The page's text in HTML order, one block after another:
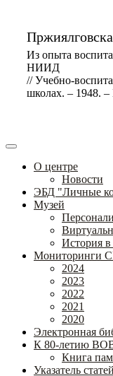
Из опыта
НИИД
// Учебно-
школах. – 1948.
О центре
Новости
ЭБД "Личные
Музей
История
Мониторинги
2024
2023
2022
2021
2020
Электронная
К 80-летию
Книга
Указатель статей